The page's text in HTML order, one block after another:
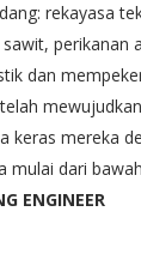
rekayasa
perikanan
dan
keras mereka
mulai dari bawah
ENGINEER